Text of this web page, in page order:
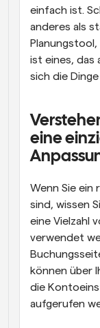
einfach ist.
anderes als
ist eines, das
sich die
eine
Wenn Sie ein
sind, wissen
eine Vielzahl
verwendet
können über
die
aufgerufen